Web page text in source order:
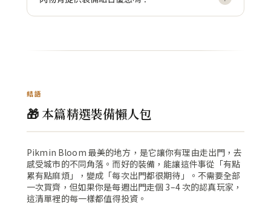
結語
🎁 本篇精選裝備懶人包
Pikmin Bloom 最美的地方，是它讓你有理由走出門，去
感受城市的不同角落。而好的裝備，能讓這件事從「有點
累有點麻煩」，變成「每次出門都很期待」。不需要全部
一次買齊，但如果你是每週出門走個 3–4 次的認真玩家，
這清單裡的每一樣都值得投資。